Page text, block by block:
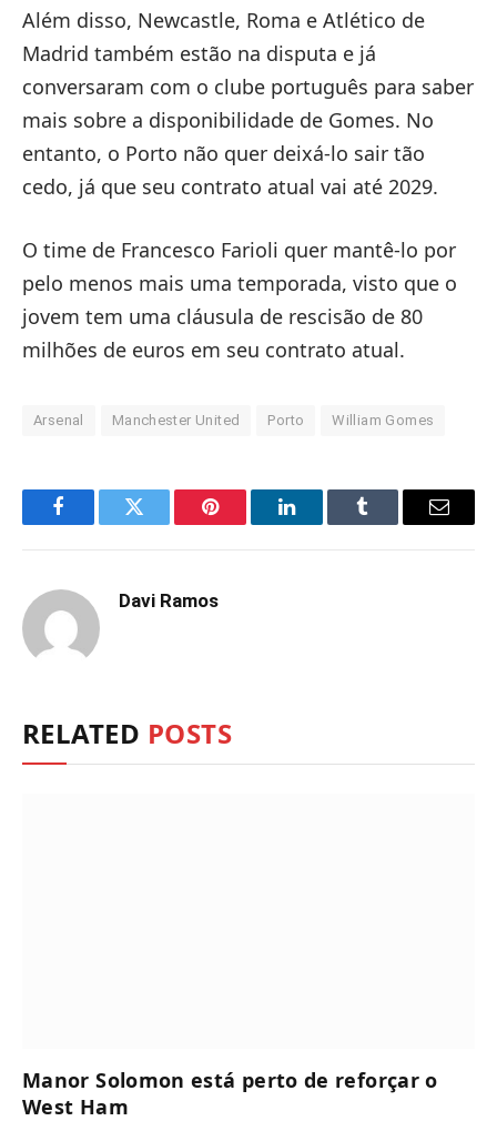
Além disso, Newcastle, Roma e Atlético de
Madrid também estão na disputa e já
conversaram com o clube português para saber
mais sobre a disponibilidade de Gomes. No
entanto, o Porto não quer deixá-lo sair tão
cedo, já que seu contrato atual vai até 2029.
O time de Francesco Farioli quer mantê-lo por
pelo menos mais uma temporada, visto que o
jovem tem uma cláusula de rescisão de 80
milhões de euros em seu contrato atual.
Arsenal Manchester United Porto William Gomes
FacebookTwitter Pinterest LinkedInTumblr Email
Davi Ramos
RELATED POSTS
Manor Solomon está perto de reforçar o
West Ham